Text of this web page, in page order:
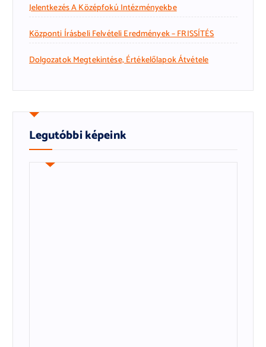
Jelentkezés A Középfokú Intézményekbe
Központi Írásbeli Felvételi Eredmények – FRISSÍTÉS
Dolgozatok Megtekintése, Értékelőlapok Átvétele
Legutóbbi képeink